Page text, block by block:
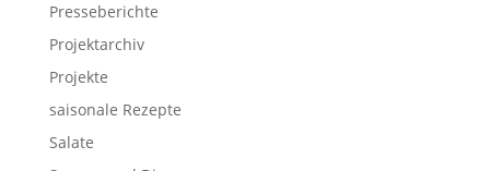
Presseberichte
Projektarchiv
Projekte
saisonale Rezepte
Salate